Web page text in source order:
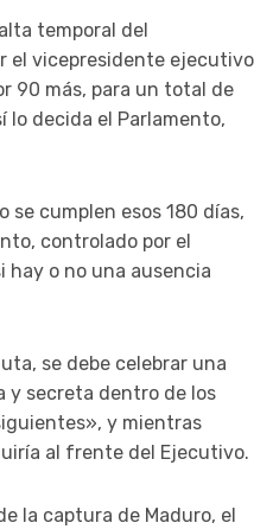
temporal del
el vicepresidente ejecutivo
90 más, para un total de
lo decida el Parlamento,
se cumplen esos 180 días,
controlado por el
hay o no una ausencia
se debe celebrar una
y secreta dentro de los
y mientras
al frente del Ejecutivo.
la captura de Maduro, el